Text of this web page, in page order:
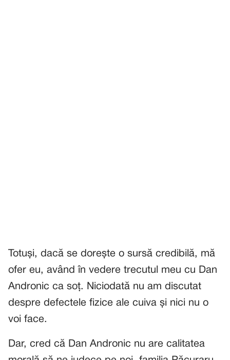
Totuși, dacă se dorește o sursă credibilă, mă
ofer eu, având în vedere trecutul meu cu Dan
Andronic ca soț. Niciodată nu am discutat
despre defectele fizice ale cuiva și nici nu o
voi face.
Dar, cred că Dan Andronic nu are calitatea